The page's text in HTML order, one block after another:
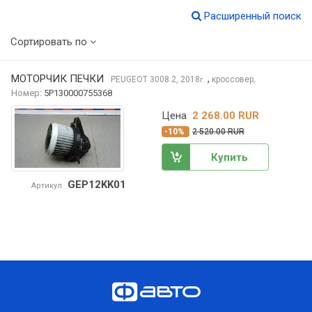
Расширенный поиск
Сортировать по
МОТОРЧИК ПЕЧКИ PEUGEOT 3008 2, 2018г. , кроссовер,
Номер: 5P130000755368
Артикул GEP12KK01
Цена 2 268.00 RUR
-10% 2 520.00 RUR
Купить